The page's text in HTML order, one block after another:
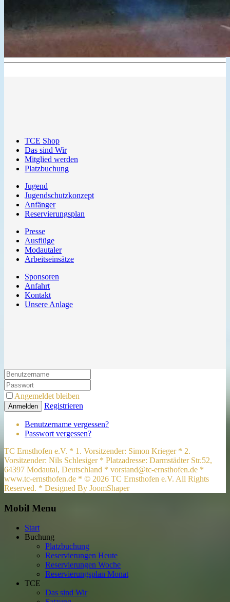
TCE Shop
Das sind Wir
Mitglied werden
Platzbuchung
Jugend
Jugendschutzkonzept
Anfänger
Reservierungsplan
Presse
Ausflüge
Modautaler
Arbeitseinsätze
Sponsoren
Anfahrt
Kontakt
Unsere Anlage
Angemeldet bleiben
Anmelden Registrieren
Benutzername vergessen?
Passwort vergessen?
TC Ernsthofen e.V. * 1. Vorsitzender: Simon Krieger * 2.
Vorsitzender: Nils Schlesiger * Platzadresse: Darmstädter Str.52,
64397 Modautal, Deutschland * vorstand@tc-ernsthofen.de *
www.tc-ernsthofen.de * © 2026 TC Ernsthofen e.V. All Rights
Reserved. * Designed By JoomShaper
Mobil Menu
Start
Buchung
Platzbuchung
Reservierungen Heute
Reservierungen Woche
Reservierungsplan Monat
TCE
Das sind Wir